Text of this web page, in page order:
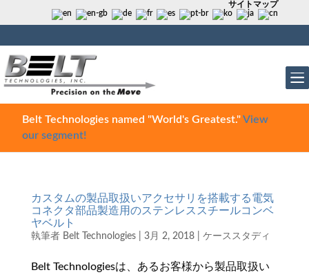
サイトマップ
Belt Technologies named "World's Greatest."View
our segment!
カスタムの製品取扱いアクセサリを搭載する電気
コネクタ部品製造用のステンレススチールコンベ
ヤベルト
執筆者 Belt Technologies| 3月 2, 2018| ケーススタディ
Belt Technologiesは、あるお客様から製品取扱い